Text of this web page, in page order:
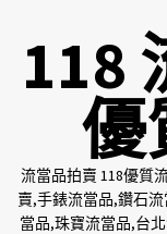
118
優
流當品拍賣 118優質
賣,手錶流當品,鑽石
當品,珠寶流當品,台